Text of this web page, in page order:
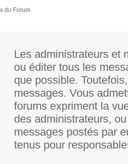
du Forum
Les administrateurs et
ou éditer tous les
que possible.
messages. Vous
forums expriment la
des administrateurs,
messages postés par
tenus pour